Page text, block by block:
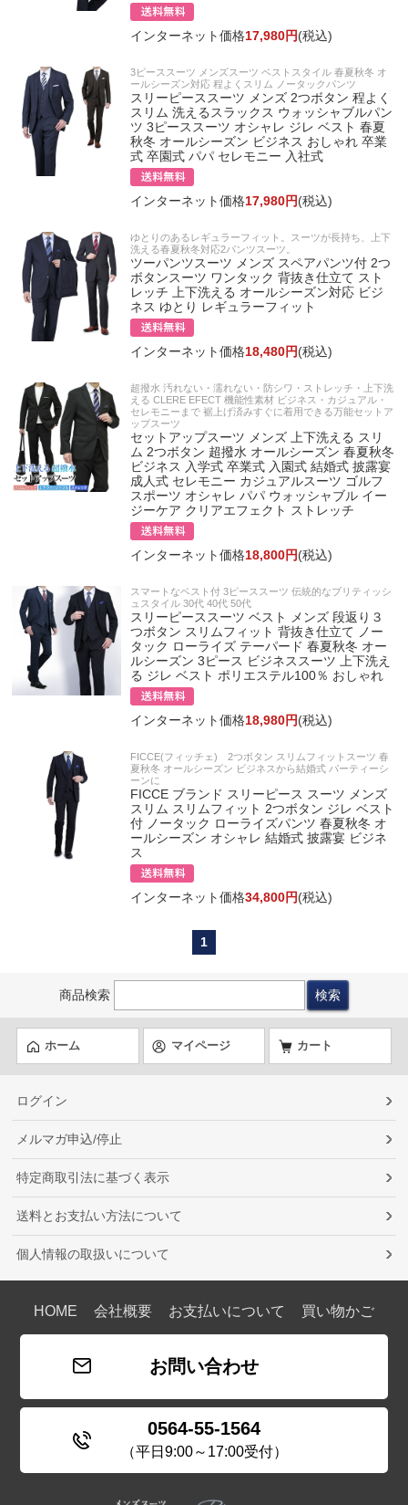
インターネット価格17,980円(税込)
3ピーススーツ メンズスーツ ベストスタイル 春夏秋冬 オ
ールシーズン対応 程よくスリム ノータックパンツ
スリーピーススーツ メンズ 2つボタン 程よく
スリム 洗えるスラックス ウォッシャブルパン
ツ 3ピーススーツ オシャレ ジレ ベスト 春夏
秋冬 オールシーズン ビジネス おしゃれ 卒業
式 卒園式 パパ セレモニー 入社式
インターネット価格17,980円(税込)
ゆとりのあるレギュラーフィット。スーツが長持ち、上下
洗える春夏秋冬対応2パンツスーツ。
ツーパンツスーツ メンズ スペアパンツ付 2つ
ボタンスーツ ワンタック 背抜き仕立て スト
レッチ 上下洗える オールシーズン対応 ビジ
ネス ゆとり レギュラーフィット
インターネット価格18,480円(税込)
超撥水 汚れない・濡れない・防シワ・ストレッチ・上下洗
える CLERE EFECT 機能性素材 ビジネス・カジュアル・
セレモニーまで 裾上げ済みすぐに着用できる万能セットア
ップスーツ
セットアップスーツ メンズ 上下洗える スリ
ム 2つボタン 超撥水 オールシーズン 春夏秋冬
ビジネス 入学式 卒業式 入園式 結婚式 披露宴
成人式 セレモニー カジュアルスーツ ゴルフ
スポーツ オシャレ パパ ウォッシャブル イー
ジーケア クリアエフェクト ストレッチ
インターネット価格18,800円(税込)
スマートなベスト付 3ピーススーツ 伝統的なブリティッシ
ュスタイル 30代 40代 50代
スリーピーススーツ ベスト メンズ 段返り３
つボタン スリムフィット 背抜き仕立て ノー
タック ローライズ テーパード 春夏秋冬 オー
ルシーズン 3ピース ビジネススーツ 上下洗え
る ジレ ベスト ポリエステル100％ おしゃれ
インターネット価格18,980円(税込)
FICCE(フィッチェ) 2つボタン スリムフィットスーツ 春
夏秋冬 オールシーズン ビジネスから結婚式 パーティーシ
ーンに
FICCE ブランド スリーピース スーツ メンズ
スリム スリムフィット 2つボタン ジレ ベスト
付 ノータック ローライズパンツ 春夏秋冬 オ
ールシーズン オシャレ 結婚式 披露宴 ビジネ
ス
インターネット価格34,800円(税込)
1
商品検索
ホーム マイページ カート
ログイン
メルマガ申込/停止
特定商取引法に基づく表示
送料とお支払い方法について
個人情報の取扱いについて
HOME 会社概要 お支払いについて 買い物かご
お問い合わせ
0564-55-1564
（平日9:00～17:00受付）